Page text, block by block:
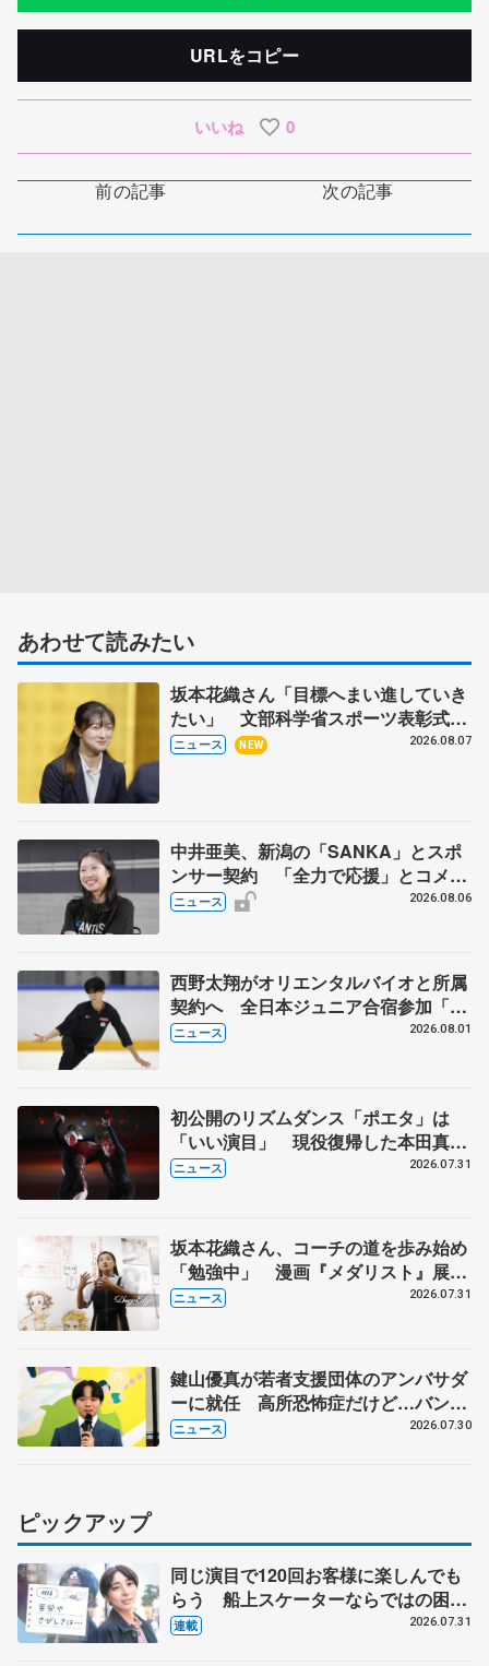
URLをコピー
いいね 0
前の記事 次の記事
あわせて読みたい
坂本花織さん「目標へまい進していき
たい」 文部科学省スポーツ表彰式で
代表謝辞
ニュース NEW 2026.08.07
中井亜美、新潟の「SANKA」とスポ
ンサー契約 「全力で応援」とコメン
ト
ニュース 2026.08.06
西野太翔がオリエンタルバイオと所属
契約へ 全日本ジュニア合宿参加「結
果残していかないと」 講師はジェー
ニュース 2026.08.01
初公開のリズムダンス「ポエタ」は
「いい演目」 現役復帰した本田真
凜、宇野昌磨組がアイスショー
ニュース 2026.07.31
坂本花織さん、コーチの道を歩み始め
「勉強中」 漫画『メダリスト』展覧
会で子どもたちにエール
ニュース 2026.07.31
鍵山優真が若者支援団体のアンバサダ
ーに就任 高所恐怖症だけど…バンジ
ージャンプに挑戦も？
ニュース 2026.07.30
ピックアップ
同じ演目で120回お客様に楽しんでも
らう 船上スケーターならではの困難
とは 影響あったPIW前キャプテン松
連載 2026.07.31